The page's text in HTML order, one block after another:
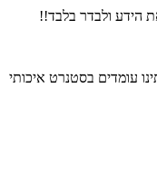
הידע ולבדר בלבד!!
עומדים בסטנרט איכותי